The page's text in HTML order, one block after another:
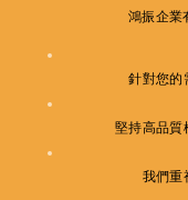
鴻振企業
針對您的
堅持高品質
我們重